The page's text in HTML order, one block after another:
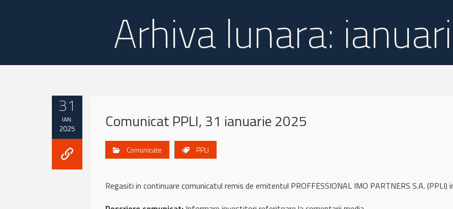
Arhiva lunara:
31
IAN.
2025 Comunicat PPLI, 31 ianuarie 2025
Comunicate PPLI
Regasiti in continuare comunicatul remis de emitentul PROFFESSIONAL IMO PARTNERS S.A.